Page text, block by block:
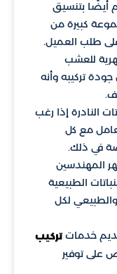
أيضًا بتنسيق
كبيرة من
على طلب العميل.
للعشب
تركيبه وأنه
النادرة إذا رغب
مع كل
في ذلك.
المهندسين
الطبيعية
لكل
خدماتتركيب
على توفير